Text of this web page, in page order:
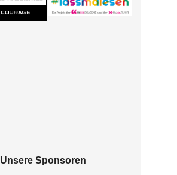
Unsere Sponsoren